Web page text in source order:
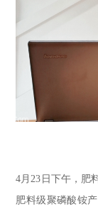
4月23日下午，肥
肥料级聚磷酸铵